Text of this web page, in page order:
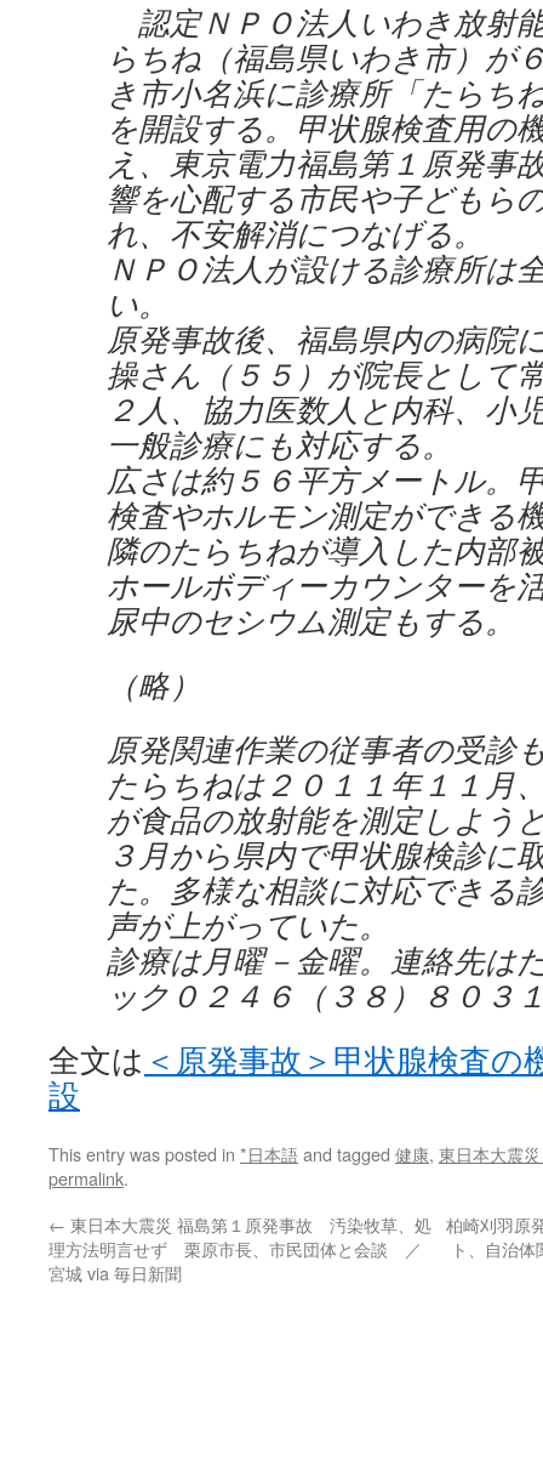
認定ＮＰＯ法人いわき放射
らちね（福島県いわき市）が
き市小名浜に診療所「たらち
を開設する。甲状腺検査用の
え、東京電力福島第１原発事
響を心配する市民や子どもら
れ、不安解消につなげる。
ＮＰＯ法人が設ける診療所は
い。
原発事故後、福島県内の病院
操さん（５５）が院長として
２人、協力医数人と内科、小
一般診療にも対応する。
広さは約５６平方メートル。
検査やホルモン測定ができる
隣のたらちねが導入した内部
ホールボディーカウンターを
尿中のセシウム測定もする。
（略）
原発関連作業の従事者の受診
たらちねは２０１１年１１月
が食品の放射能を測定しよう
３月から県内で甲状腺検診に
た。多様な相談に対応できる
声が上がっていた。
診療は月曜－金曜。連絡先は
ック０２４６（３８）８０３
全文は ＜原発事故＞甲状腺検査の
設
This entry was posted in *日本語and tagged 健康, 東日本大震
permalink.
← 東日本大震災 福島第１原発事故 汚染牧草、処
理方法明言せず 栗原市長、市民団体と会談 ／
宮城 via 毎日新聞
柏崎刈羽原
ト、自治